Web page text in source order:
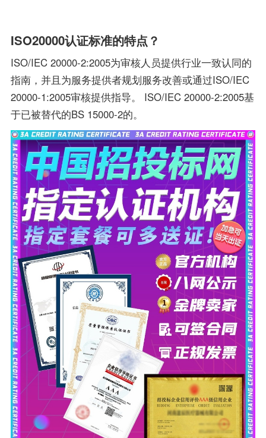
ISO20000认证标准的特点？
ISO/IEC 20000-2:2005为审核人员提供行业一致认同的
指南，并且为服务提供者规划服务改善或通过ISO/IEC
20000-1:2005审核提供指导。 ISO/IEC 20000-2:2005基
于已被替代的BS 15000-2的。